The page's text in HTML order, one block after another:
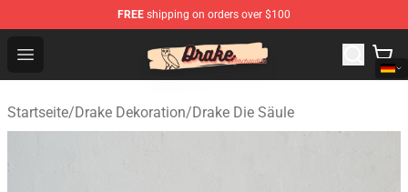
FREE shipping on orders over $100
Open menu
Drake Shop - Official Drake Merchandise Store
Startseite/Drake Dekoration/Drake Die Säule